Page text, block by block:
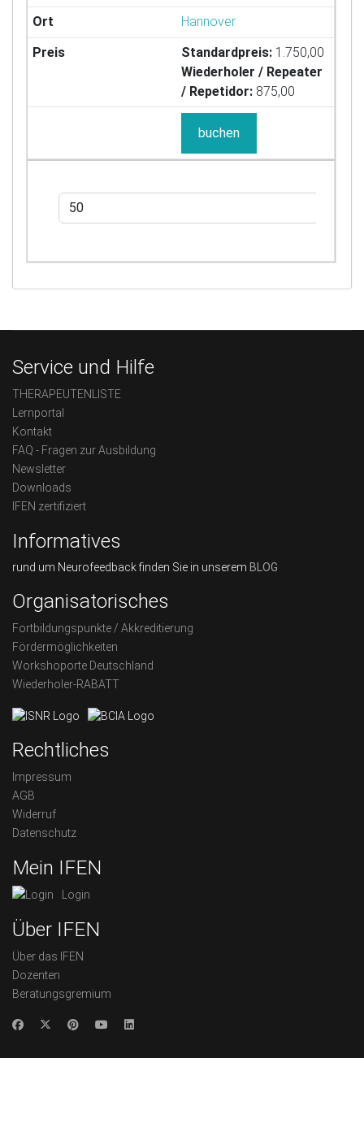
Hannover
Standardpreis: 1.750,00
Wiederholer / Repeater
/ Repetidor: 875,00
buchen
Service und Hilfe
THERAPEUTENLISTE
Lernportal
Kontakt
FAQ - Fragen zur Ausbildung
Newsletter
Downloads
IFEN zertifiziert
Informatives
rund um Neurofeedback finden Sie in unserem BLOG
Organisatorisches
Fortbildungspunkte / Akkreditierung
Fördermöglichkeiten
Workshoporte Deutschland
Wiederholer-RABATT
Rechtliches
Impressum
AGB
Widerruf
Datenschutz
Mein IFEN
Login
Über IFEN
Über das IFEN
Dozenten
Beratungsgremium